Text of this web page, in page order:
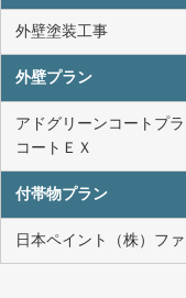
外壁塗装工事
外壁プラン
アドグリーンコートプ
コートＥＸ
付帯物プラン
日本ペイント（株）ファ